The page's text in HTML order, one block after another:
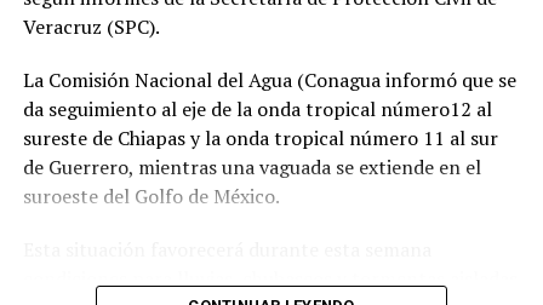
las carreteras”, expresó un
familiar, exigiendo justicia.
El caso ha encendido el debate sobre la corrupción en la
Fiscalía y la impunidad que beneficia a conductores
responsables de muertes viales.
Veracruz (SPC).
La Comisión Nacional del Agua (Conagua informó que se
da seguimiento al eje de la onda tropical número12 al
sureste de Chiapas y la onda tropical número 11 al sur
de Guerrero, mientras una vaguada se extiende en el
suroeste del Golfo de México.